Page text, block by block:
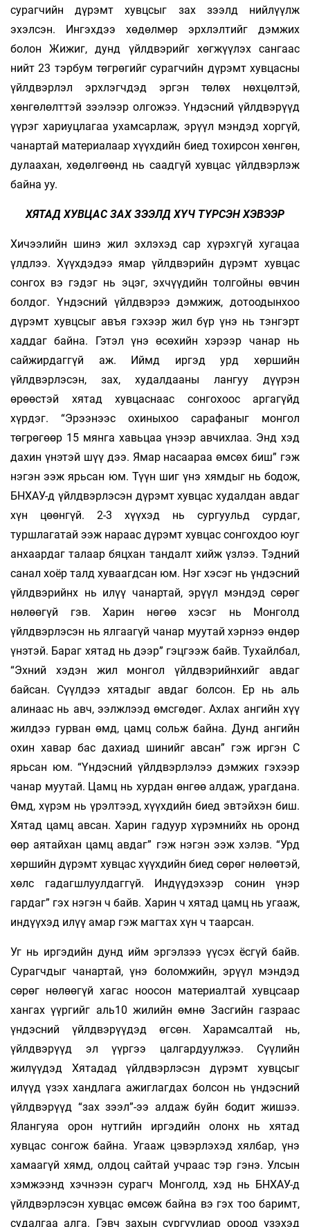
сурагчийн дүрэмт хувцсыг зах зээлд нийлүүлж
эхэлсэн. Ингэхдээ хөдөлмөр эрхлэлтийг дэмжих
болон Жижиг, дунд үйлдвэрийг хөгжүүлэх сангаас
нийт 23 тэрбум төгрөгийг сурагчийн дүрэмт хувцасны
үйлдвэрлэл эрхлэгчдэд эргэн төлөх нөхцөлтэй,
хөнгөлөлттэй зээлээр олгожээ. Үндэсний үйлдвэрүүд
үүрэг хариуцлагаа ухамсарлаж, эрүүл мэндэд хоргүй,
чанартай материалаар хүүхдийн биед тохирсон хөнгөн,
дулаахан, хөдөлгөөнд нь саадгүй хувцас үйлдвэрлэж
байна уу.
ХЯТАД ХУВЦАС ЗАХ ЗЭЭЛД ХҮЧ ТҮРСЭН ХЭВЭЭР
Хичээлийн шинэ жил эхлэхэд сар хүрэхгүй хугацаа
үлдлээ. Хүүхдэдээ ямар үйлдвэрийн дүрэмт хувцас
сонгох вэ гэдэг нь эцэг, эхчүүдийн толгойны өвчин
болдог. Үндэсний үйлдвэрээ дэмжиж, дотоодынхоо
дүрэмт хувцсыг авъя гэхээр жил бүр үнэ нь тэнгэрт
хаддаг байна. Гэтэл үнэ өсөхийн хэрээр чанар нь
сайжирдаггүй аж. Иймд иргэд урд хөршийн
үйлдвэрлэсэн, зах, худалдааны лангуу дүүрэн
өрөөстэй хятад хувцаснаас сонгохоос аргагүйд
хүрдэг. “Эрээнээс охиныхоо сарафаныг монгол
төгрөгөөр 15 мянга хавьцаа үнээр авчихлаа. Энд хэд
дахин үнэтэй шүү дээ. Ямар насаараа өмсөх биш” гэж
нэгэн ээж ярьсан юм. Түүн шиг үнэ хямдыг нь бодож,
БНХАУ-д үйлдвэрлэсэн дүрэмт хувцас худалдан авдаг
хүн цөөнгүй. 2-3 хүүхэд нь сургуульд сурдаг,
туршлагатай ээж нараас дүрэмт хувцас сонгохдоо юуг
анхаардаг талаар бяцхан тандалт хийж үзлээ. Тэдний
санал хоёр талд хуваагдсан юм. Нэг хэсэг нь үндэсний
үйлдвэрийнх нь илүү чанартай, эрүүл мэндэд сөрөг
нөлөөгүй гэв. Харин нөгөө хэсэг нь Монголд
үйлдвэрлэсэн нь ялгаагүй чанар муутай хэрнээ өндөр
үнэтэй. Бараг хятад нь дээр” гэцгээж байв. Тухайлбал,
“Эхний хэдэн жил монгол үйлдвэрийнхийг авдаг
байсан. Сүүлдээ хятадыг авдаг болсон. Ер нь аль
алинаас нь авч, ээлжлээд өмсгөдөг. Ахлах ангийн хүү
жилдээ гурван өмд, цамц сольж байна. Дунд ангийн
охин хавар бас дахиад шинийг авсан” гэж иргэн С
ярьсан юм. “Үндэсний үйлдвэрлэлээ дэмжих гэхээр
чанар муутай. Цамц нь хурдан өнгөө алдаж, урагдана.
Өмд, хүрэм нь үрэлтээд, хүүхдийн биед эвтэйхэн биш.
Хятад цамц авсан. Харин гадуур хүрэмнийх нь оронд
өөр аятайхан цамц авдаг” гэж нэгэн ээж хэлэв. “Урд
хөршийн дүрэмт хувцас хүүхдийн биед сөрөг нөлөөтэй,
хөлс гадагшлуулдаггүй. Индүүдэхээр сонин үнэр
гардаг” гэх нэгэн ч байв. Харин ч хятад цамц нь угааж,
индүүхэд илүү амар гэж магтах хүн ч таарсан.
Уг нь иргэдийн дунд ийм эргэлзээ үүсэх ёсгүй байв.
Сурагчдыг чанартай, үнэ боломжийн, эрүүл мэндэд
сөрөг нөлөөгүй хагас ноосон материалтай хувцсаар
хангах үүргийг аль10 жилийн өмнө Засгийн газраас
үндэсний үйлдвэрүүдэд өгсөн. Харамсалтай нь,
үйлдвэрүүд эл үүргээ цалгардуулжээ. Сүүлийн
жилүүдэд Хятадад үйлдвэрлэсэн дүрэмт хувцсыг
илүүд үзэх хандлага ажиглагдах болсон нь үндэсний
үйлдвэрүүд “зах зээл”-ээ алдаж буйн бодит жишээ.
Ялангуяа орон нутгийн иргэдийн олонх нь хятад
хувцас сонгож байна. Угааж цэвэрлэхэд хялбар, үнэ
хамаагүй хямд, олдоц сайтай учраас тэр гэнэ. Улсын
хэмжээнд хэчнээн сурагч Монголд, хэд нь БНХАУ-д
үйлдвэрлэсэн хувцас өмсөж байна вэ гэх тоо баримт,
судалгаа алга. Гэвч захын сургуулиар ороод үзэхэд